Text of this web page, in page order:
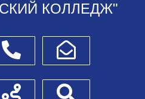
КОЛЛЕДЖ"
ТелефоныНаписать обращение
Схема проезда